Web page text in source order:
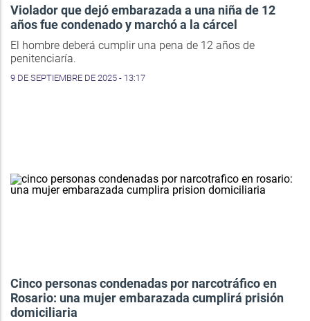
Violador que dejó embarazada a una niña de 12
años fue condenado y marchó a la cárcel
El hombre deberá cumplir una pena de 12 años de
penitenciaría.
9 DE SEPTIEMBRE DE 2025 - 13:17
Cinco personas condenadas por narcotráfico en
Rosario: una mujer embarazada cumplirá prisión
domiciliaria